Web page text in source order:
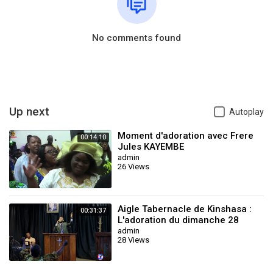
No comments found
Up next Autoplay
00:14:10
Moment d'adoration avec Frere
Jules KAYEMBE
admin
26 Views
00:31:37
Aigle Tabernacle de Kinshasa :
L'adoration du dimanche 28
Septembre 2025 avec le Frère
Seth Mul
admin
28 Views